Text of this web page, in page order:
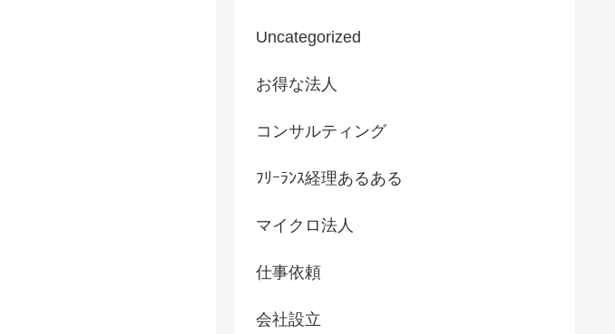
Uncategorized
お得な法人
コンサルティング
ﾌﾘｰﾗﾝｽ経理あるある
マイクロ法人
仕事依頼
会社設立